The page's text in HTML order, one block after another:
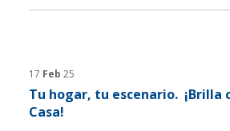
17 Feb 25
Tu hogar, tu escenario. ¡Brilla
Casa!